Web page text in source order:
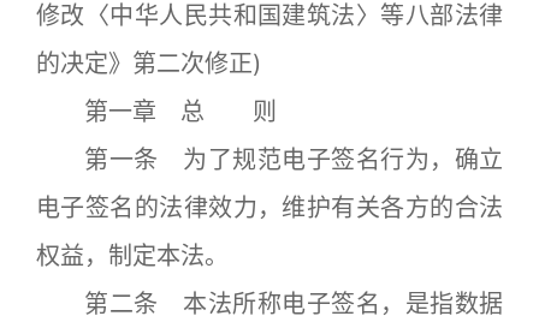
修改〈中华人民共和国建筑法〉等八部法律
的决定》第二次修正)
第一章 总 则
第一条 为了规范电子签名行为，确立
电子签名的法律效力，维护有关各方的合法
权益，制定本法。
第二条 本法所称电子签名，是指数据